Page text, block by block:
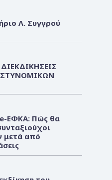
Λ. Συγγρού
ΕΦΚΑ: Πώς θα
μετά από